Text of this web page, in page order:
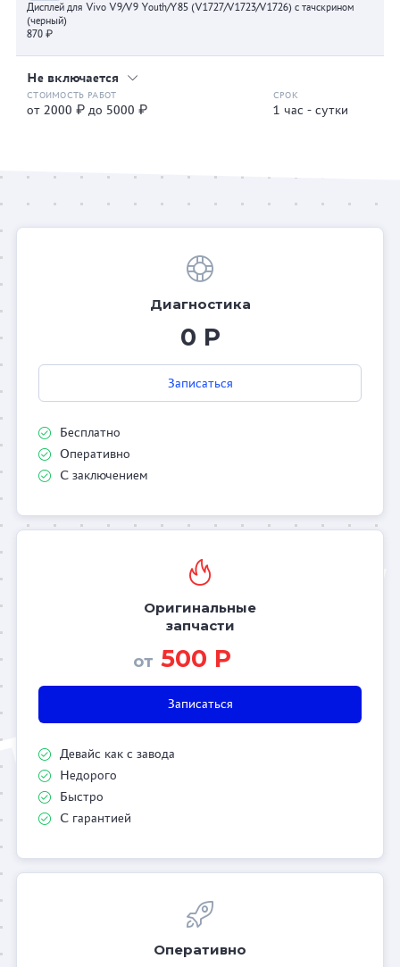
Дисплей для Vivo V9/V9 Youth/Y85 (V1727/V1723/V1726) с тачскрином
(черный)
870 ₽
Не включается
от 2000 ₽ до 5000 ₽ 1 час - сутки
Диагностика
0 Р
Записаться
Бесплатно
Оперативно
С заключением
Оригинальные
запчасти
от 500 Р
Записаться
Девайс как с завода
Недорого
Быстро
С гарантией
Оперативно